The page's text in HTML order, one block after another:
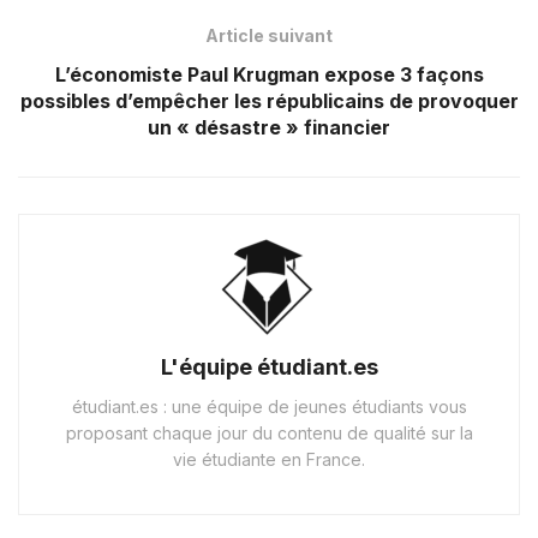
Article suivant
L’économiste Paul Krugman expose 3 façons
possibles d’empêcher les républicains de provoquer
un « désastre » financier
L'équipe étudiant.es
étudiant.es : une équipe de jeunes étudiants vous
proposant chaque jour du contenu de qualité sur la
vie étudiante en France.